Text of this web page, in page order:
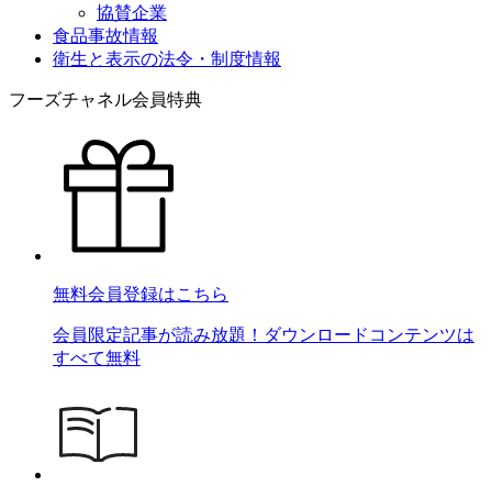
協賛企業
食品事故情報
衛生と表示の法令・制度情報
フーズチャネル会員特典
無料会員登録はこちら
会員限定記事が読み放題！ダウンロードコンテンツは
すべて無料